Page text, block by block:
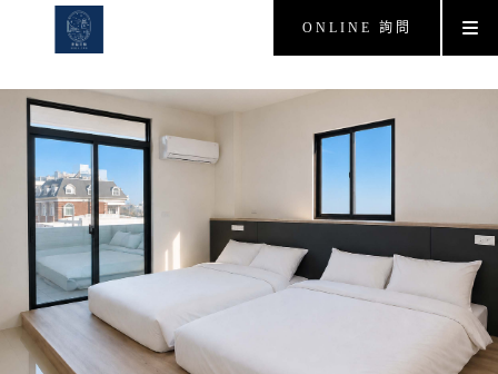
ONLINE 詢問